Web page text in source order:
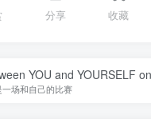
分享 收藏
YOU and YOURSELF
一场和自己的比赛